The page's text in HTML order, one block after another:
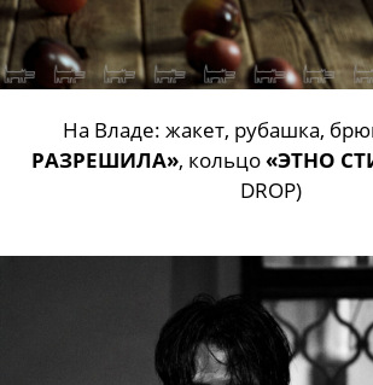
На Владе: жакет, рубашка,
РАЗРЕШИЛА», кольцо«ЭТНО
DROP)